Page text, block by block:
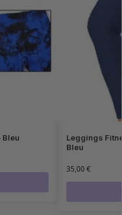
Bleu
Leggings
Bleu
35,00€